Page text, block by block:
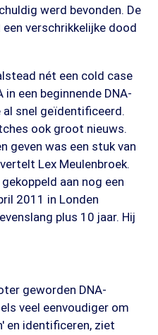
werd bevonden. De
verschrikkelijke dood
nét een cold case
een beginnende DNA-
al snel geïdentificeerd.
ook groot nieuws.
geven was een stuk van
Lex Meulenbroek.
aan nog een
2011 in Londen
plus 10 jaar. Hij
geworden DNA-
veel eenvoudiger om
en identificeren, ziet